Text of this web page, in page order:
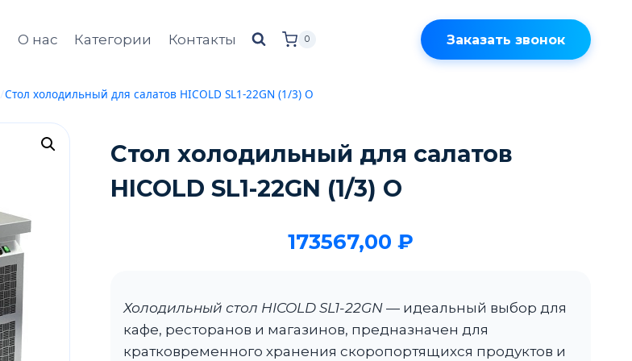
О нас Категории Контакты 0 Заказать звонок
/Стол холодильный для салатов HICOLD SL1-22GN (1/3) О
Стол холодильный для салатов
HICOLD SL1-22GN (1/3) О
173567,00 ₽
Холодильный стол HICOLD SL1-22GN— идеальный выбор для
кафе, ресторанов и магазинов, предназначен для
кратковременного хранения скоропортящихся продуктов и